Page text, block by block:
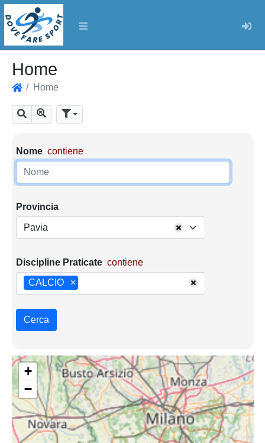
Home
Home
Cerca Mostra tutti i risultati
Parametri di ricerca
Nome contiene
Provincia
Pavia
Discipline Praticate contiene
×
CALCIO
Cerca
+
−